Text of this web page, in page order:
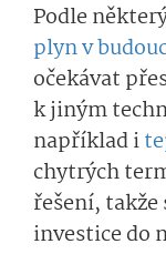
Podle
plyn v
očekávat
k jiným
například i
chytrých
řešení, takže
investice do